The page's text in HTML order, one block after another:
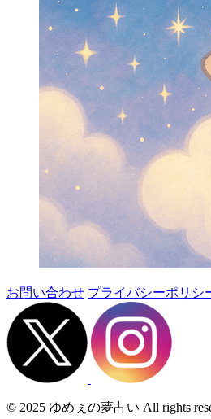
お問い合わせ プライバシーポリシ
© 2025 ゆめぇの夢占い All rights